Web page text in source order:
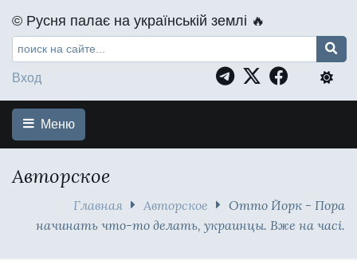
©️ Русня палає на українській землі 🔥
Вход
Меню
Авторское
Главная Авторское
Отто Йорк - Пора
начинать что-то делать, украинцы. Вже на часі.